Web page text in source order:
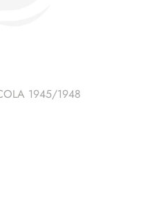
1945/1948